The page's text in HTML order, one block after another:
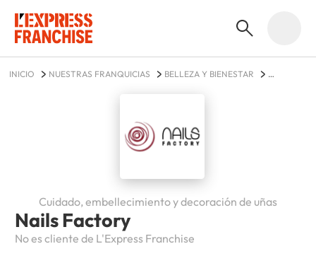
INICIO NUESTRAS FRANQUICIAS
BELLEZA Y BIENESTAR
Nails Factory
No es cliente de L'Express Franchise
Cuidado, embellecimiento y decoración de uñas